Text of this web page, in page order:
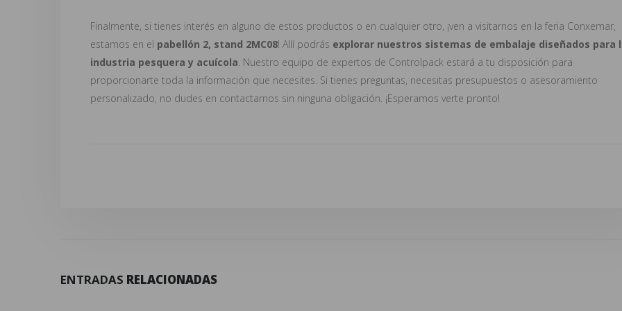
Finalmente, si tienes interés en alguno de estos productos o en cualquier otro, ¡ven a visitarnos en la feria Conxemar,
estamos en el pabellón 2, stand 2MC08! Allí podrás explorar nuestros sistemas de embalaje diseñados para
industria pesquera y acuícola. Nuestro equipo de expertos de Controlpack estará a tu disposición para
proporcionarte toda la información que necesites. Si tienes preguntas, necesitas presupuestos o asesoramiento
personalizado, no dudes en contactarnos sin ninguna obligación. ¡Esperamos verte pronto!
ENTRADAS RELACIONADAS